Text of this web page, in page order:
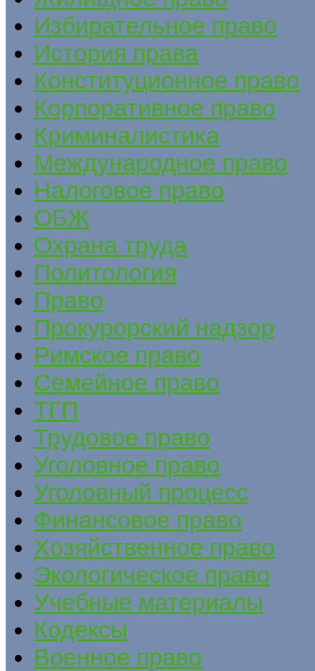
Избирательное право
История права
Конституционное право
Корпоративное право
Криминалистика
Международное право
Налоговое право
ОБЖ
Охрана труда
Политология
Право
Прокурорский надзор
Римское право
Семейное право
ТГП
Трудовое право
Уголовное право
Уголовный процесс
Финансовое право
Хозяйственное право
Экологическое право
Учебные материалы
Кодексы
Военное право